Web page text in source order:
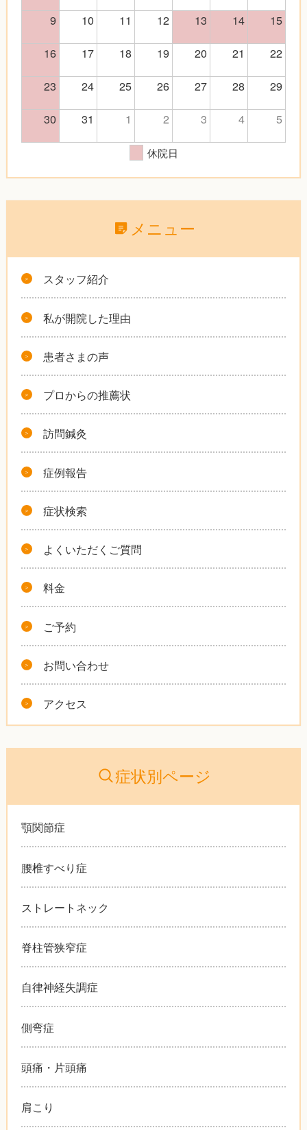
9 10 11 12 13 14
15
16
17 18 19 20 21
22
23
24 25 26 27 28
29
30
31 1 2 3 4 5
休院日
メニュー
スタッフ紹介
私が開院した理由
患者さまの声
プロからの推薦状
訪問鍼灸
症例報告
症状検索
よくいただくご質問
料金
ご予約
お問い合わせ
アクセス
症状別ページ
顎関節症
腰椎すべり症
ストレートネック
脊柱管狭窄症
自律神経失調症
側弯症
頭痛・片頭痛
肩こり